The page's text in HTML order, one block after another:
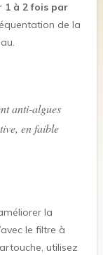
1 à 2 fois par
de la
anti-algues
en faible
la
le filtre à
utilisez